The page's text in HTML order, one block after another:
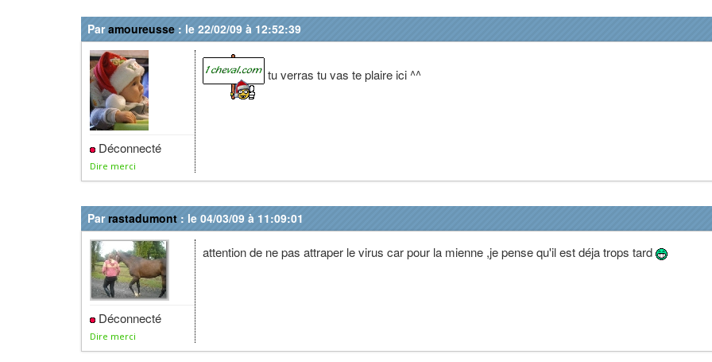
Paramoureusse : le 22/02/09 à 12:52:39
Déconnecté
Dire merci
tu verras tu vas te plaire ici ^^
Parrastadumont : le 04/03/09 à 11:09:01
Déconnecté
Dire merci
attention de ne pas attraper le virus car pour la mienne ,je pense qu'il est déja trops tard